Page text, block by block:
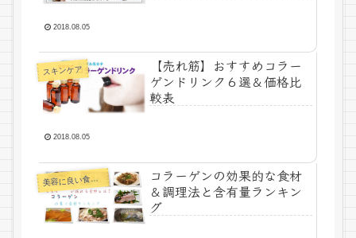
2018.08.05
スキンケア
【売れ筋】おすすめコラー
ゲンドリンク６選＆価格比
較表
2018.08.05
美
容に良い食べ物
コラーゲンの効果的な食材
＆調理法と含有量ランキン
グ